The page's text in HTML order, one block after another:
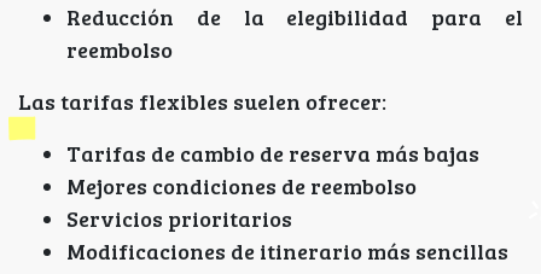
Reducción de la elegibilidad para el
reembolso
Las tarifas flexibles suelen ofrecer:
Tarifas de cambio de reserva más bajas
Mejores condiciones de reembolso
Servicios prioritarios
Modificaciones de itinerario más sencillas